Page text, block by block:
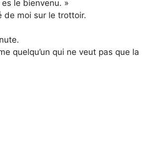
le bienvenu. »
de moi sur le trottoir.
quelqu’un qui ne veut pas que la